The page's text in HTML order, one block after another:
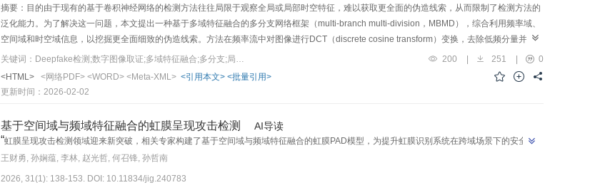
摘要：目的由于现有的基于卷积神经网络的检测方法往往局限于观察全局或局部时空特征，难以获取更全面的伪造线索，从而限制了检测方法的
泛化能力。为了解决这一问题，本文提出一种基于多域特征融合的多分支网络框架（multi-branch multi-division，MBMD），综合利用频率域、
空间域和时空域信息，以挖掘更全面细致的伪造线索。方法在频率流中对图像进行DCT（discrete cosine transform）变换，去除低频分量并保
留高频分量，以捕捉图像细微结构变化的频率特征。在空间流中，设计了空间特征增强块（spatial feature enhancement block，SEB）对
CNN（convolutional neural network）的浅层特征进行多尺度增强，以捕捉图像中的局部异常区域。此外，在时空流中设计了信息补充块
（information supplement block，ISB），将空间流中的局部特征与视觉Transformer捕获的全局高层特征相结合，使网络能够更全面地捕捉全
全面细致的特征。结果实验在不同数据集上与最新的方法进行了比较：在跨数据集实验中，相比于性能第2的检测模型，在Celeb-DF-v2数据集
中ACC值提高2.63%，AUC值提高3.01%；在DFDC数据集中，相比于最新的检测模型，AUC值提高4.43%。同时通过消融实验分析了不同模块
对泛化性能的影响，验证了提出方法的有效性。结论在不同数据集上的实验表明，提出的方法在未知数据集上具有更好的泛化能力。
关键词：Deepfake检测;数字图像取证;多域特征融合;多分支;局部全局作用 200 251
0
<HTML>
<网络PDF> <WORD> <Meta-XML> <引用本文> <批量引用>
更新时间：2026-02-02
基于空间域与频域特征融合的虹膜呈现攻击检测 AI导读
“虹膜呈现攻击检测领域迎来新突破，相关专家构建了基于空间域与频域特征融合的虹膜PAD模型，为提升虹膜识别系统在跨域场景下的安全性
和合成虹膜检测能力提供了有效方案。”
王财勇, 孙娴蕴, 李林, 赵光哲, 何召锋, 孙哲南
2026, 31(1): 138-153. DOI: 10.11834/jig.240783